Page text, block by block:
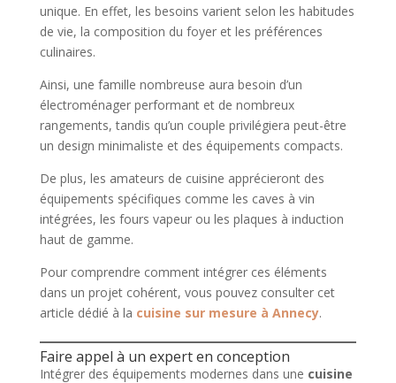
unique. En effet, les besoins varient selon les habitudes
de vie, la composition du foyer et les préférences
culinaires.
Ainsi, une famille nombreuse aura besoin d’un
électroménager performant et de nombreux
rangements, tandis qu’un couple privilégiera peut-être
un design minimaliste et des équipements compacts.
De plus, les amateurs de cuisine apprécieront des
équipements spécifiques comme les caves à vin
intégrées, les fours vapeur ou les plaques à induction
haut de gamme.
Pour comprendre comment intégrer ces éléments
dans un projet cohérent, vous pouvez consulter cet
article dédié à la cuisine sur mesure à Annecy.
Faire appel à un expert en conception
Intégrer des équipements modernes dans une cuisine